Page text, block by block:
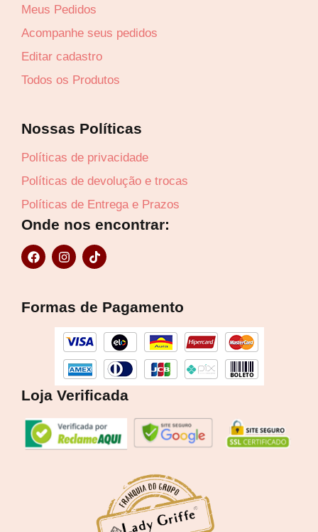
Meus Pedidos
Acompanhe seus pedidos
Editar cadastro
Todos os Produtos
Nossas Políticas
Políticas de privacidade
Políticas de devolução e trocas
Políticas de Entrega e Prazos
Onde nos encontrar:
F
a
o
I
n
g
a
m
T
i
k
Formas de Pagamento
Loja Verificada